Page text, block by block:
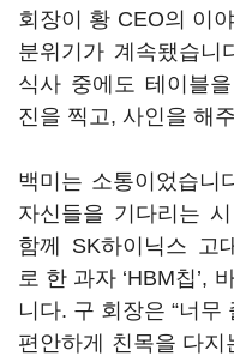
회장이 황 CEO의 이
분위기가 계속됐습
식사 중에도 테이블
진을 찍고, 사인을 해
백미는 소통이었습니
자신들을 기다리는
함께 SK하이닉스 고
로 한 과자 ‘HBM칩’,
니다. 구 회장은 “너무
편안하게 친목을 다지